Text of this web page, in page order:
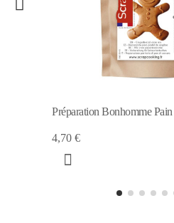
Préparation Bonhomme
4,70 €